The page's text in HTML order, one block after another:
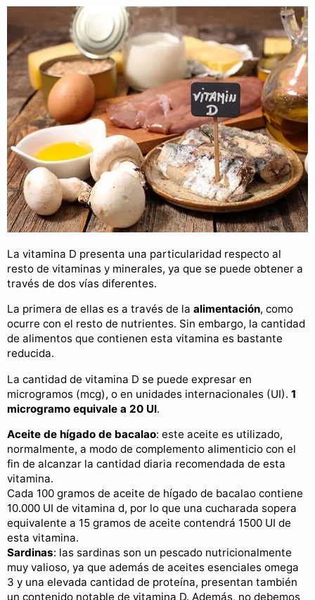
La vitamina D presenta una particularidad respecto al
resto de vitaminas y minerales, ya que se puede obtener a
través de dos vías diferentes.
La primera de ellas es a través de la alimentación, como
ocurre con el resto de nutrientes. Sin embargo, la cantidad
de alimentos que contienen esta vitamina es bastante
reducida.
La cantidad de vitamina D se puede expresar en
microgramos (mcg), o en unidades internacionales (UI). 1
microgramo equivale a 20 UI.
Aceite de hígado de bacalao: este aceite es utilizado,
normalmente, a modo de complemento alimenticio con el
fin de alcanzar la cantidad diaria recomendada de esta
vitamina.
Cada 100 gramos de aceite de hígado de bacalao contiene
10.000 UI de vitamina d, por lo que una cucharada sopera
equivalente a 15 gramos de aceite contendrá 1500 UI de
esta vitamina.
Sardinas: las sardinas son un pescado nutricionalmente
muy valioso, ya que además de aceites esenciales omega
3 y una elevada cantidad de proteína, presentan también
un contenido notable de vitamina D. Además, no debemos